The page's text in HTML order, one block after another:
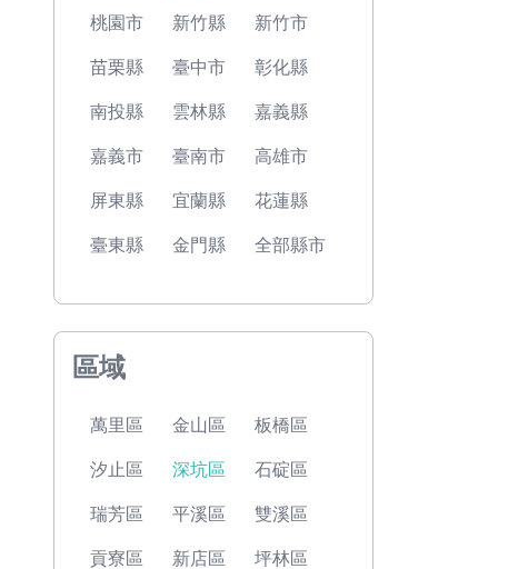
桃園市 新竹縣 新竹市
苗栗縣 臺中市 彰化縣
南投縣 雲林縣 嘉義縣
嘉義市 臺南市 高雄市
屏東縣 宜蘭縣 花蓮縣
臺東縣 金門縣 全部縣市
區域
萬里區 金山區 板橋區
汐止區 深坑區 石碇區
瑞芳區 平溪區 雙溪區
貢寮區 新店區 坪林區